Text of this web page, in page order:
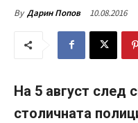
By Дарин Попов 10.08.2016
На 5 август след
столичната